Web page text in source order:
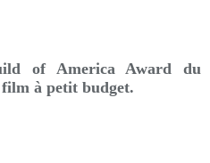
of America Award du
à petit budget.